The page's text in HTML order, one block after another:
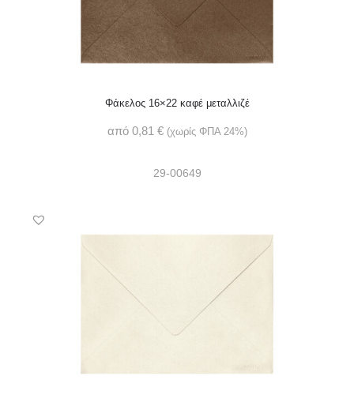
Φάκελος 16×22 καφέ μεταλλιζέ
από 0,81 € (χωρίς ΦΠΑ 24%)
29-00649